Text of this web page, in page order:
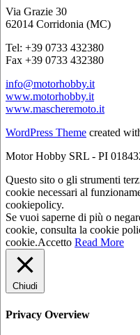
Via Grazie 30
62014 Corridonia (MC)
Tel: +39 0733 432380
Fax +39 0733 432380
info@motorhobby.it
www.motorhobby.it
www.mascheremoto.it
WordPress Theme created
Motor Hobby SRL - PI
Questo sito o gli strumenti
cookie necessari al
cookiepolicy.
Se vuoi saperne di più o
cookie, consulta la cookie
cookie.Accetto Read More
Chiudi
Privacy Overview